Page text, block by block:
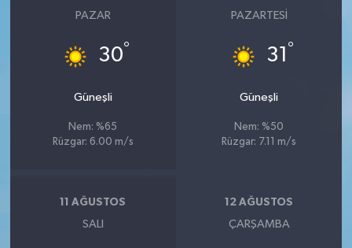
PAZAR
30°
Güneşli
Nem: %65
Rüzgar: 6.00 m/s
PAZARTESI
31 °
Güneşli
Nem: %50
Rüzgar: 7.11 m/s
11 AĞUSTOS
SALI
12 AĞUSTOS
ÇARŞAMBA